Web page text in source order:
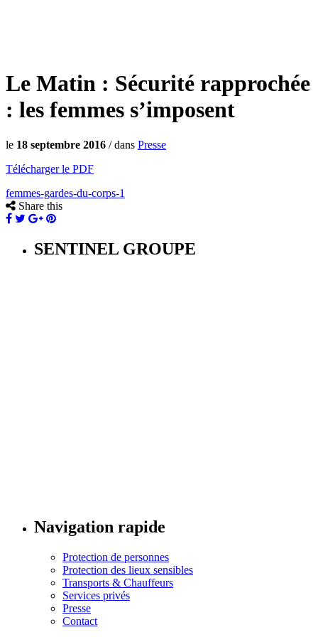
Le Matin : Sécurité rapprochée
: les femmes s’imposent
le 18 septembre 2016 /dans Presse
Télécharger le PDF
femmes-gardes-du-corps-1
Share this
SENTINEL GROUPE
Navigation rapide
Protection de personnes
Protection des lieux sensibles
Transports & Chauffeurs
Services privés
Presse
Contact